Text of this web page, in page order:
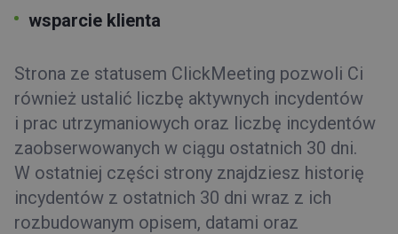
wsparcie klienta
Strona ze statusem ClickMeeting pozwoli Ci
również ustalić liczbę aktywnych incydentów
i prac utrzymaniowych oraz liczbę incydentów
zaobserwowanych w ciągu ostatnich 30 dni.
W ostatniej części strony znajdziesz historię
incydentów z ostatnich 30 dni wraz z ich
rozbudowanym opisem, datami oraz